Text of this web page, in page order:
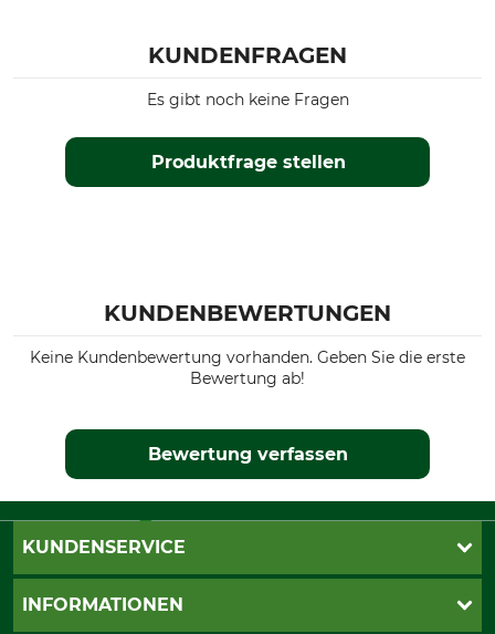
KUNDENFRAGEN
Produktfrage stellen
Es gibt noch keine Fragen
KUNDENBEWERTUNGEN
Keine Kundenbewertung vorhanden. Geben Sie die erste
Bewertung ab!
Bewertung verfassen
KUNDENSERVICE
Live-Shopping
INFORMATIONEN